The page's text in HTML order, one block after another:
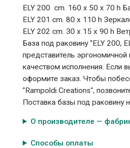
ELY 200 cm. 160 x 50 x 70 h
ELY 201 cm. 80 x 110 h
ELY 202 cm. 30 x 15 x 90 h
База под раковину "ELY 200,
представитель эргономичной
качеством исполнения. Если
оформите заказ. Чтобы
"Rampoldi Creations",
Поставка базы под раковину
О производителе —
Способы оплаты